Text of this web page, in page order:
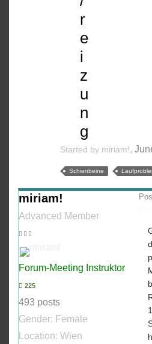
r
e
i
z
u
n
g
Started by miriam!,
Schienbeine
miriam!
Advanced Member
Forum-Meeting Instruktor
225
493 posts
Gender: Female
Location: Wien